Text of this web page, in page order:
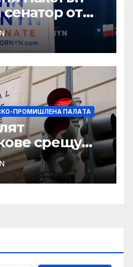
от
ПРОМИШЛЕНА ПАЛAТА
срещу
в
дело с